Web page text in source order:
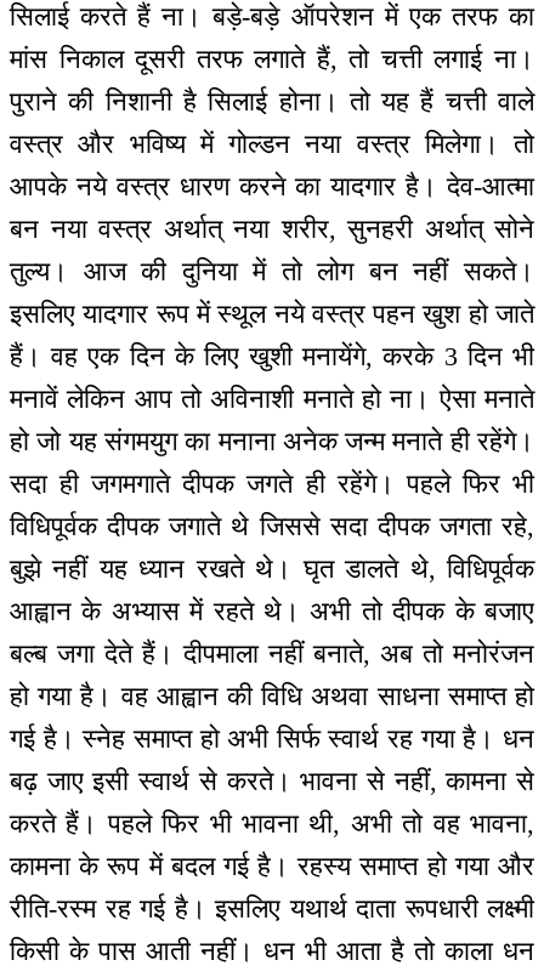
सिलाई करते हैं ना। बड़े-बड़े ऑपरेशन में एक तरफ का
मांस निकाल दूसरी तरफ लगाते हैं, तो चत्ती लगाई ना।
पुराने की निशानी है सिलाई होना। तो यह हैं चत्ती वाले
वस्त्र और भविष्य में गोल्डन नया वस्त्र मिलेगा। तो
आपके नये वस्त्र धारण करने का यादगार है। देव-आत्मा
बन नया वस्त्र अर्थात् नया शरीर, सुनहरी अर्थात् सोने
तुल्य। आज की दुनिया में तो लोग बन नहीं सकते।
इसलिए यादगार रूप में स्थूल नये वस्त्र पहन खुश हो जाते
हैं। वह एक दिन के लिए खुशी मनायेंगे, करके 3 दिन भी
मनावें लेकिन आप तो अविनाशी मनाते हो ना। ऐसा मनाते
हो जो यह संगमयुग का मनाना अनेक जन्म मनाते ही रहेंगे।
सदा ही जगमगाते दीपक जगते ही रहेंगे। पहले फिर भी
विधिपूर्वक दीपक जगाते थे जिससे सदा दीपक जगता रहे,
बुझे नहीं यह ध्यान रखते थे। घृत डालते थे, विधिपूर्वक
आह्वान के अभ्यास में रहते थे। अभी तो दीपक के बजाए
बल्ब जगा देते हैं। दीपमाला नहीं बनाते, अब तो मनोरंजन
हो गया है। वह आह्वान की विधि अथवा साधना समाप्त हो
गई है। स्नेह समाप्त हो अभी सिर्फ स्वार्थ रह गया है। धन
बढ़ जाए इसी स्वार्थ से करते। भावना से नहीं, कामना से
करते हैं। पहले फिर भी भावना थी, अभी तो वह भावना,
कामना के रूप में बदल गई है। रहस्य समाप्त हो गया और
रीति-रस्म रह गई है। इसलिए यथार्थ दाता रूपधारी लक्ष्मी
किसी के पास आती नहीं। धन भी आता है तो काला धन